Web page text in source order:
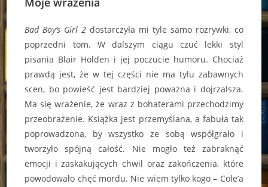
Bad Boy’s Girl 2 dostarczyła mi tyle samo rozrywki, co
poprzedni tom. W dalszym ciągu czuć lekki styl
pisania Blair Holden i jej poczucie humoru. Chociaż
prawdą jest, że w tej części nie ma tylu zabawnych
scen, bo powieść jest bardziej poważna i dojrzalsza.
Ma się wrażenie, że wraz z bohaterami przechodzimy
przeobrażenie. Książka jest przemyślana, a fabuła tak
poprowadzona, by wszystko ze sobą współgrało i
tworzyło spójną całość. Nie mogło też zabraknąć
emocji i zaskakujących chwil oraz zakończenia, które
powodowało chęć mordu. Nie wiem tylko kogo – Cole’a